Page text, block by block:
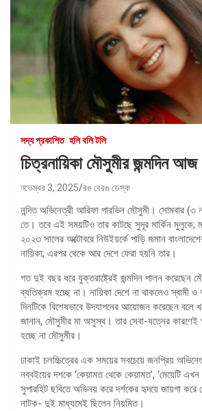
সদ্য প্রকাশিত হলি বলি টলি
চিত্রনায়িকা মৌসুমীর জন্মদিন আজ
নভেম্বর 3, 2025 রঙ বেরঙ ডেস্ক
নন্দিত অভিনেত্রী আরিফা পারভিন মৌসুমী। সোমবার (৩
তে। তবে এই সময়টিও তার কাটছে সুদূর মার্কিন মুলুকে;
২০২৩ সালের অক্টোবরে নিউইয়র্কে পাড়ি জমান
নায়িকা; এরপর থেকে আর দেশে ফেরা হয়নি তার।
গত দুই বছর ধরে যুক্তরাষ্ট্রেই জন্মদিন পালন করেছেন
ব্যতিক্রম হচ্ছে না। নায়িকা দেশে না থাকলেও স্বামী ও
দিনটিকে বিশেষভাবে উদযাপনের আয়োজন করেছেন বলে
জানান, মৌসুমীর মা অসুস্থ। তার সেবা-যত্নের
হচ্ছে না মৌসুমীর।
ঢাকাই চলচ্চিত্রের এক সময়ের সবচেয়ে জনপ্রিয়
নব্বইয়ের দশকে ‘কেয়ামত থেকে কেয়ামত’, ‘মেয়েটি
সুপারহিট ছবিতে অভিনয় করে দর্শকের হৃদয়ে জায়গা করে
নাটক- দুই মাধ্যমেই ছিলেন নিয়মিত।